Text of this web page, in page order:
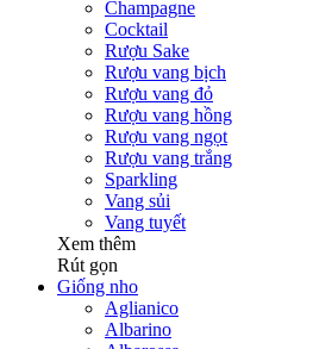
Champagne
Cocktail
Rượu Sake
Rượu vang bịch
Rượu vang đỏ
Rượu vang hồng
Rượu vang ngọt
Rượu vang trắng
Sparkling
Vang sủi
Vang tuyết
Xem thêm
Rút gọn
Giống nho
Aglianico
Albarino